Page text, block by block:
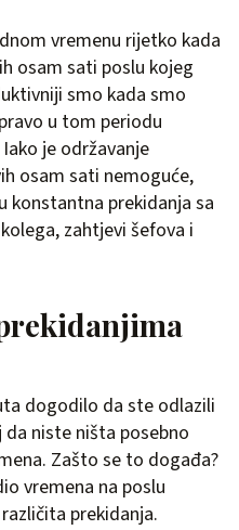
vremenu rijetko kada
osam sati poslu kojeg
smo kada smo
u tom periodu
je održavanje
osam sati nemoguće,
konstantna prekidanja sa
zahtjevi šefova i
dogodilo da ste odlazili
niste ništa posebno
Zašto se to događa?
vremena na poslu
prekidanja.